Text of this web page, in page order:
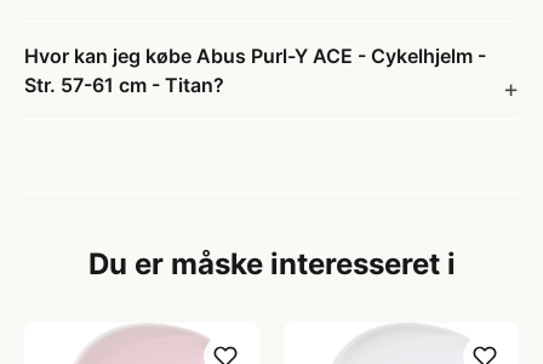
Hvor kan jeg købe Abus Purl-Y ACE - Cykelhjelm -
Str. 57-61 cm - Titan?
Du er måske interesseret i